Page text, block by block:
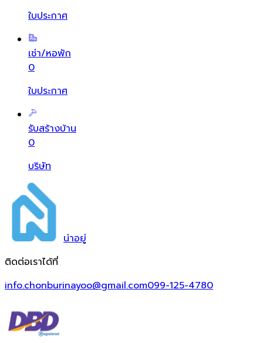
ใบประกาศ
เช่า/หอพัก
0
ใบประกาศ
รับสร้างบ้าน
0
บริษัท
น่าอยู่
ติดต่อเราได้ที่
info.chonburinayoo@gmail.com099-125-4780